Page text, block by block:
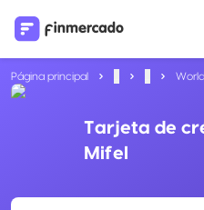
Página principal
Tarjeta de
Mifel